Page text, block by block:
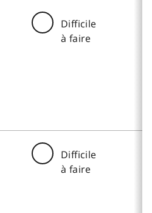
Difficile
à faire
Difficile
à faire